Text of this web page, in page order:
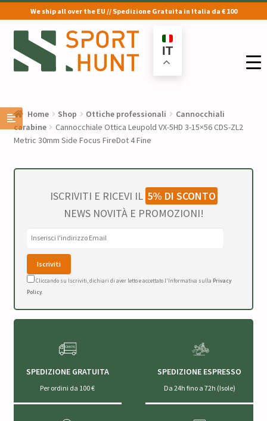
We ship all over the EU // Spedizione Gratuita in Italia da € 100
Vai
alla
navigazione
Vai
al
contenuto
IT
Home Shop Ottiche professionali
Cannocchiali
carabine
Cannocchiale Ottica Leupold VX-5HD 3-15×56 CDS-ZL2
Metric 30mm Side Focus FireDot 4 Fine
ISCRIVITI E RICEVI IL 5% DI SCONTO
NEWS NOVITÀ E PROMOZIONI!
Cliccando su Iscriviti, dichiari di aver letto e accettato l'Informativa sulla Privacy
Policy.
SPEDIZIONE GRATUITA
Per ordini da 100 €
SPEDIZIONE ESPRESSO
Da 24h fino a 72h (Isole)